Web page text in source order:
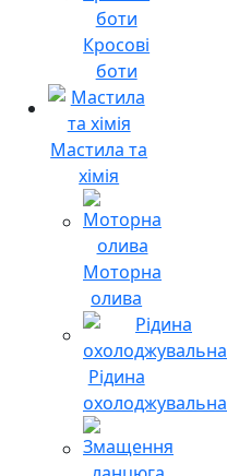
Кросові
боти
Мастила та
хімія
Моторна
олива
Рідина
охолоджувальна